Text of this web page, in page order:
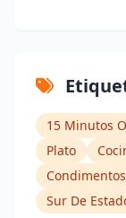
15 Minutos
Plato
Sur De